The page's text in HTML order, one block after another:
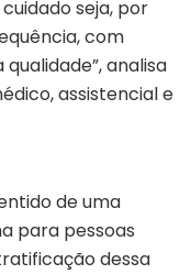
seja, por
com
analisa
assistencial e
de uma
para pessoas
dessa